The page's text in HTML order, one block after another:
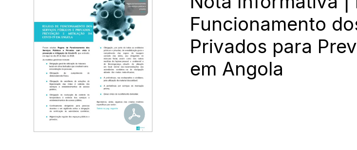
Funcionamento
Privados para
em Angola